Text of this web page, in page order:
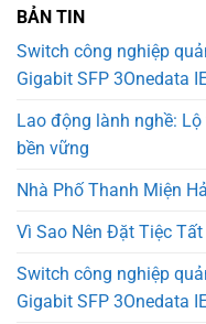
BẢN TIN
Switch công nghiệp
Gigabit SFP 3Onedata
Lao động lành nghề:
bền vững
Nhà Phố Thanh Miện
Vì Sao Nên Đặt Tiệc
Switch công nghiệp
Gigabit SFP 3Onedata